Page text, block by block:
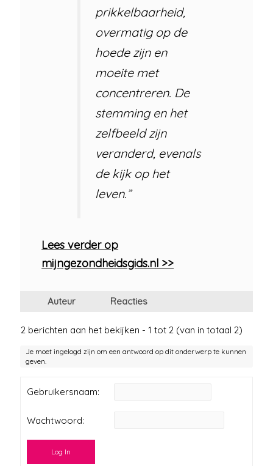
prikkelbaarheid,
overmatig op de
hoede zijn en
moeite met
concentreren. De
stemming en het
zelfbeeld zijn
veranderd, evenals
de kijk op het
leven.”
Lees verder op
mijngezondheidsgids.nl >>
Auteur Reacties
2 berichten aan het bekijken - 1 tot 2 (van in totaal 2)
Je moet ingelogd zijn om een antwoord op dit onderwerp te kunnen
geven.
Gebruikersnaam:
Wachtwoord:
Log In